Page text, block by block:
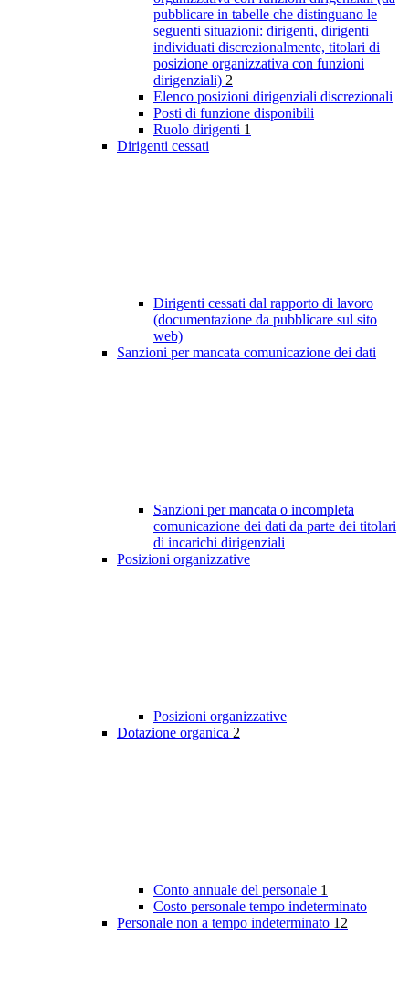
pubblicare in tabelle che distinguano le
seguenti situazioni: dirigenti, dirigenti
individuati discrezionalmente, titolari di
posizione organizzativa con funzioni
dirigenziali) 2
Elenco posizioni dirigenziali discrezionali
Posti di funzione disponibili
Ruolo dirigenti 1
Dirigenti cessati
Dirigenti cessati dal rapporto di lavoro
(documentazione da pubblicare sul sito
web)
Sanzioni per mancata comunicazione dei dati
Sanzioni per mancata o incompleta
comunicazione dei dati da parte dei titolari
di incarichi dirigenziali
Posizioni organizzative
Posizioni organizzative
Dotazione organica 2
Conto annuale del personale 1
Costo personale tempo indeterminato
Personale non a tempo indeterminato 12